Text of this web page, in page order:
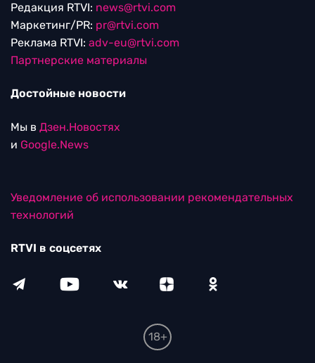
Редакция RTVI: news@rtvi.com
Маркетинг/PR: pr@rtvi.com
Реклама RTVI: adv-eu@rtvi.com
Партнерские материалы
Достойные новости
Мы в Дзен.Новостях
и Google.News
Уведомление об использовании рекомендательных
технологий
RTVI в соцсетях
18+